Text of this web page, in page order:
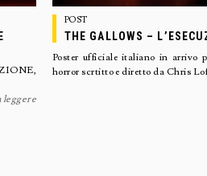
leggere
POST
THE GALLOWS –
Poster ufficiale italiano in
horror scrtitto e diretto da Chris